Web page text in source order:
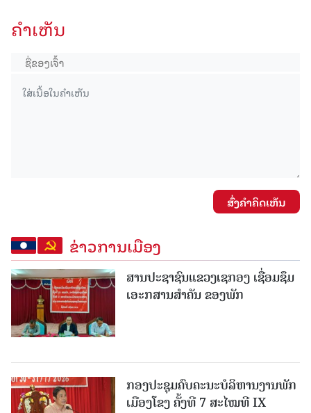
ຄໍາເຫັນ
ສົ່ງຄໍາຄິດເຫັນ
ຂ່າວການເມືອງ
ສານປະຊາຊົນແຂວງເຊກອງ ເຊື່ອມຊຶມ
ເອະກສານສໍາຄັນ ຂອງພັກ
ກອງປະຊຸມຄົບຄະນະບໍລິຫານງານພັກ
ເມືອງໂຂງ ຄັ້ງທີ 7 ສະໄໝທີ IX